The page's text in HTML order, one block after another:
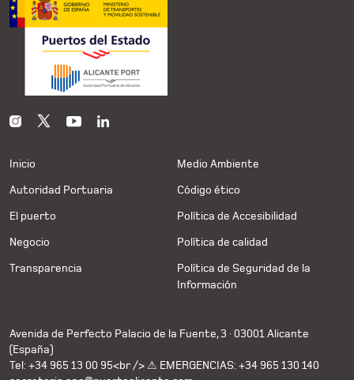
Inicio
Autoridad Portuaria
El puerto
Negocio
Transparencia
Medio Ambiente
Código ético
Política de Accesibilidad
Política de calidad
Política de Seguridad de la
Información
Avenida de Perfecto Palacio de la Fuente, 3 · 03001 Alicante
(España)
Tel: +34 965 13 00 95<br /> ⚠ EMERGENCIAS: +34 965 130 140